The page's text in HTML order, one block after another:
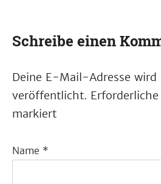
Schreibe einen
Deine E-Mail-Adresse wird
veröffentlicht.
markiert
Name *